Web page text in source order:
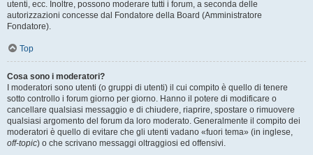
utenti, ecc. Inoltre, possono moderare tutti i forum, a seconda delle
autorizzazioni concesse dal Fondatore della Board (Amministratore
Fondatore).
Top
Cosa sono i moderatori?
I moderatori sono utenti (o gruppi di utenti) il cui compito è quello di tenere
sotto controllo i forum giorno per giorno. Hanno il potere di modificare o
cancellare qualsiasi messaggio e di chiudere, riaprire, spostare o rimuovere
qualsiasi argomento del forum da loro moderato. Generalmente il compito dei
moderatori è quello di evitare che gli utenti vadano «fuori tema» (in inglese,
off-topic) o che scrivano messaggi oltraggiosi ed offensivi.